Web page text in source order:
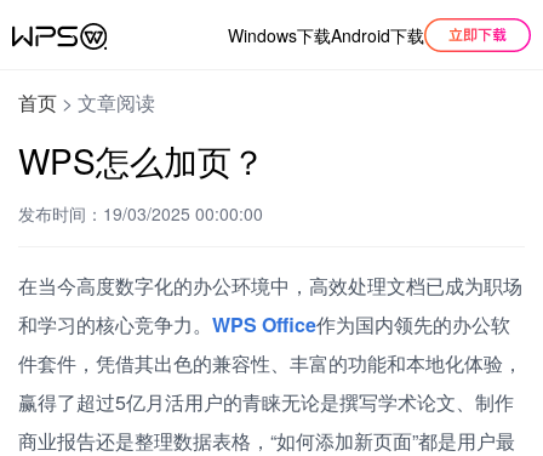
Windows下载Android下载
首页 > 文章阅读
WPS怎么加页？
发布时间：19/03/2025 00:00:00
在当今高度数字化的办公环境中，高效处理文档已成为职场
和学习的核心竞争力。 WPS Office作为国内领先的办公软
件套件，凭借其出色的兼容性、丰富的功能和本地化体验，
赢得了超过5亿月活用户的青睐无论是撰写学术论文、制作
商业报告还是整理数据表格，“如何添加新页面”都是用户最